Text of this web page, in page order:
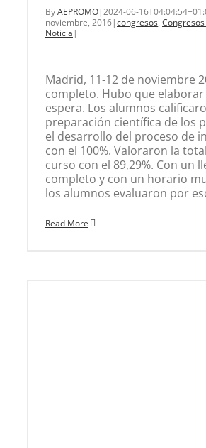
ByAEPROMO|2024-06-
noviembre, 2016|congresos,
Noticia |
Madrid, 11-12 de noviembre
completo. Hubo que elaborar
espera. Los alumnos
preparación científica de los
el desarrollo del proceso de
con el 100%. Valoraron la
curso con el 89,29%. Con un
completo y con un horario
los alumnos evaluaron por
Read More